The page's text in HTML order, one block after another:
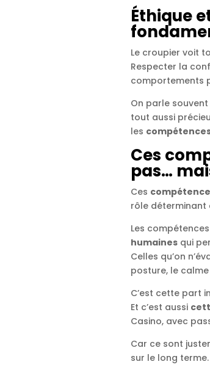
Éthique
Le croupier voit
Respecter la
comportements
On parle
tout aussi
les
Ces
pas…
Ces
rôle déterminant
Les
humaines qui
Celles qu’on
posture, le
C’est cette part
Et c’est aussi
Casino, avec
Car ce sont
sur le long terme.